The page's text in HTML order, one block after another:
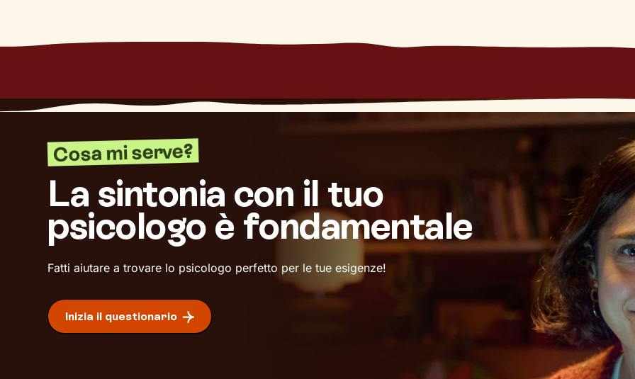
Cosa mi serve?
La sintonia con il tuo
psicologo è fondamentale
Fatti aiutare a trovare lo psicologo perfetto per le tue esigenze!
Inizia il questionario